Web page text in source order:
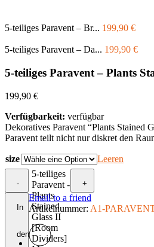
5-teiliges Paravent – Br... 199,90 €
5-teiliges Paravent – Da... 199,90 €
5-teiliges Paravent – Plants
199,90 €
Verfügbarkeit: verfügbar
Dekoratives Paravent “Plants Stained
Paravent teilt nicht nur diskret den
size Leeren
-
5-teiliges
Paravent -
Plants
Stained
Glass II
[Room
Dividers]
+
In
den
Email to a friend
Artikelnummer: A1-